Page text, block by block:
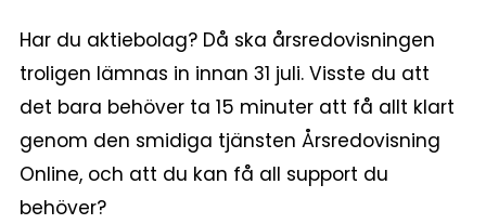
Har du aktiebolag? Då ska årsredovisningen
troligen lämnas in innan 31 juli. Visste du att
det bara behöver ta 15 minuter att få allt klart
genom den smidiga tjänsten Årsredovisning
Online, och att du kan få all support du
behöver?